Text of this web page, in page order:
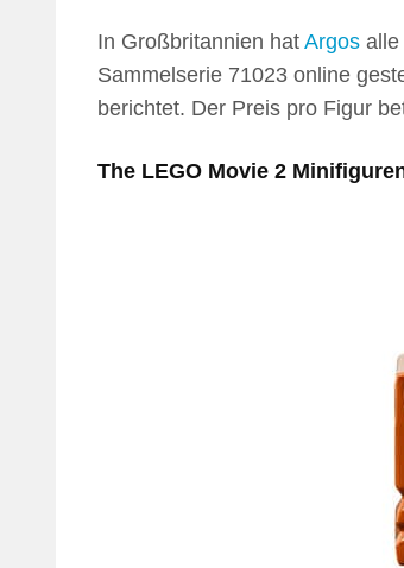
In Großbritannien hat Argos alle
Sammelserie 71023 online
berichtet. Der Preis pro Figur
The LEGO Movie 2